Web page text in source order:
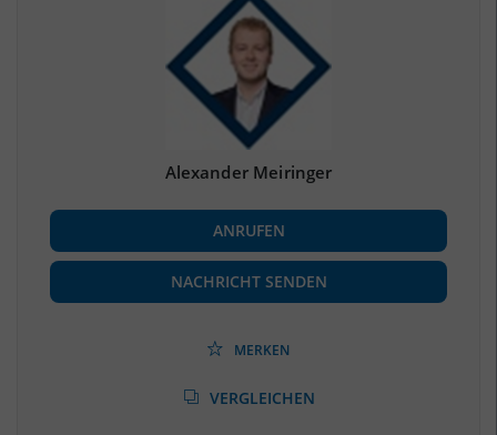
(Landkreis / Kreisfreie Stadt)
BESCHÄFTIGUNG
Beschäftigte
(Landkreis / Kreisfreie Stadt)
65.513
(Landkreis / Kreisfreie Stadt)
(Stand: 01/2020)
Alexander Meiringer
ANRUFEN
NACHRICHT SENDEN
MERKEN
VERGLEICHEN